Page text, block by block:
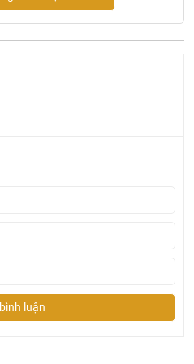
treo tường nắp rửa cơ
men Aqua Ceramic.
tường
: Ø21.
0.07~0.76 Mpa.
luận